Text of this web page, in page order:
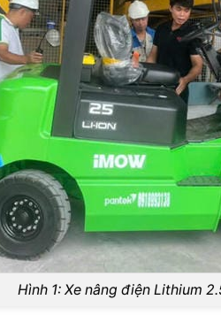
Hình 1: Xe nâng điện Lithium